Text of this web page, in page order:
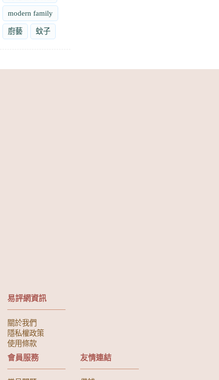
modern family
廚藝 蚊子
易評網資訊
關於我們
隱私權政策
使用條款
會員服務 友情連結